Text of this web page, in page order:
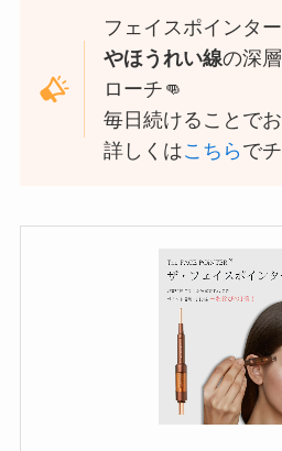
フェイスポインタ
やほうれい線の深
ローチ👊
毎日続けることで
詳しくはこちら で